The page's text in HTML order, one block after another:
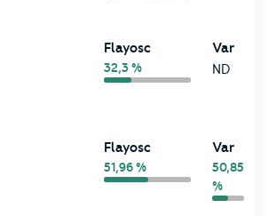
Flayosc
32,3 %
Var
ND
Flayosc
51,96 %
Var
50,85
%